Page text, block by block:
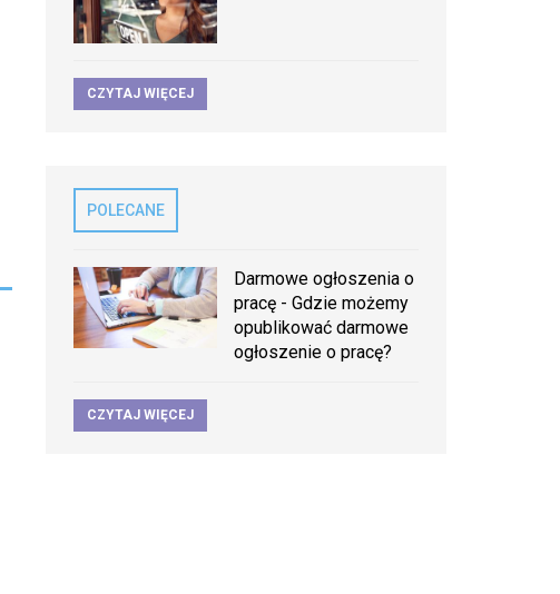
CZYTAJ WIĘCEJ
POLECANE
Darmowe ogłoszenia o
pracę - Gdzie możemy
opublikować darmowe
ogłoszenie o pracę?
CZYTAJ WIĘCEJ